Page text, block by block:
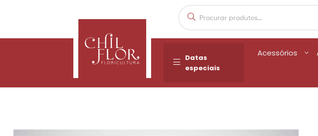
Datas
especiais
Acessórios